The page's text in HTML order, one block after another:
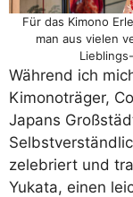
Für das Kimono
man aus vielen
Während ich
Kimonoträger,
Japans
zelebriert und
Yukata, einen